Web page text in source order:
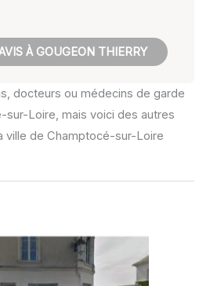
À GOUGEON THIERRY
docteurs ou médecins de garde
sur-Loire, mais voici des autres
ville de Champtocé-sur-Loire